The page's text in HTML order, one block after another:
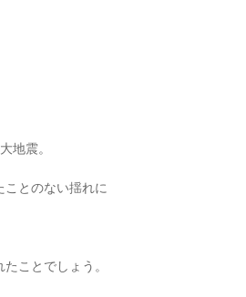
地震。
とのない揺れに
ことでしょう。